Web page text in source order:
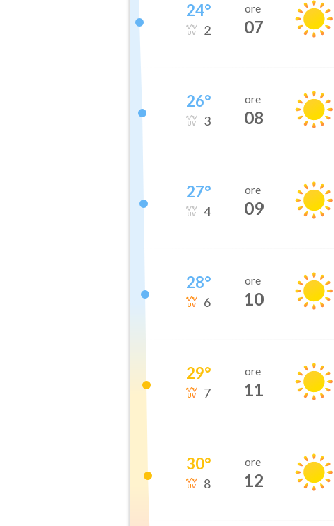
24°
2
ore
07
26°
3
ore
08
27°
4
ore
09
28°
6
ore
10
29°
7
ore
11
30°
8
ore
12